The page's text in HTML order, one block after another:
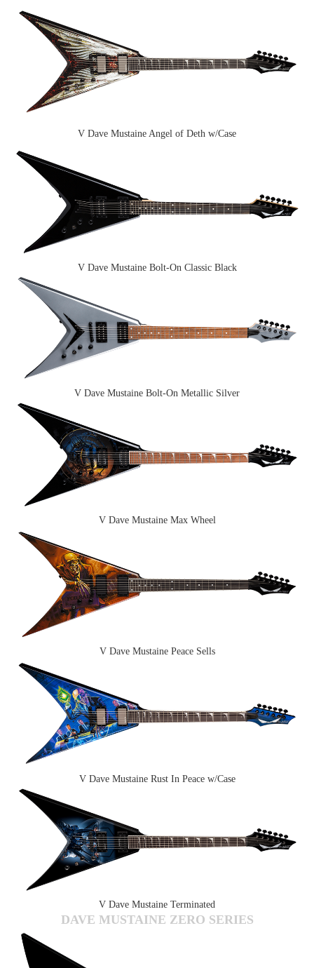
V Dave Mustaine Angel of Deth w/Case
V Dave Mustaine Bolt-On Classic Black
V Dave Mustaine Bolt-On Metallic Silver
V Dave Mustaine Max Wheel
V Dave Mustaine Peace Sells
V Dave Mustaine Rust In Peace w/Case
V Dave Mustaine Terminated
DAVE MUSTAINE ZERO SERIES